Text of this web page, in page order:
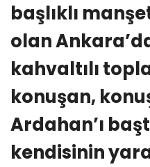
başlıklı
olan
kahvaltılı
konuşan,
Ardahan’ı
kendisinin